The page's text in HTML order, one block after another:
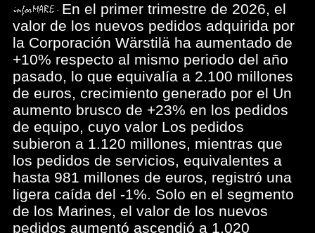
En el primer trimestre de 2026, el
valor de los nuevos pedidos adquirida por
la Corporación Wärstilä ha aumentado de
+10% respecto al mismo periodo del año
pasado, lo que equivalía a 2.100 millones
de euros, crecimiento generado por el Un
aumento brusco de +23% en los pedidos
de equipo, cuyo valor Los pedidos
subieron a 1.120 millones, mientras que
los pedidos de servicios, equivalentes a
hasta 981 millones de euros, registró una
ligera caída del -1%. Solo en el segmento
de los Marines, el valor de los nuevos
pedidos aumentó ascendió a 1.020